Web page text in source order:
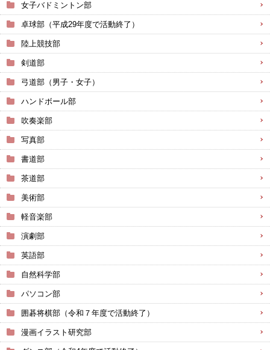
女子バドミントン部
卓球部（平成29年度で活動終了）
陸上競技部
剣道部
弓道部（男子・女子）
ハンドボール部
吹奏楽部
写真部
書道部
茶道部
美術部
軽音楽部
演劇部
英語部
自然科学部
パソコン部
囲碁将棋部（令和７年度で活動終了）
漫画イラスト研究部